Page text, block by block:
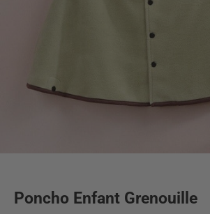
Poncho Enfant Grenouille